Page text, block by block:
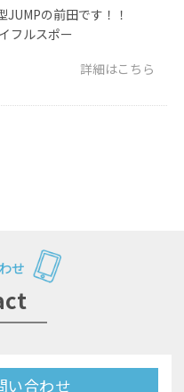
の前田です！！
フルスポー
詳細はこちら
せ
い合わせ